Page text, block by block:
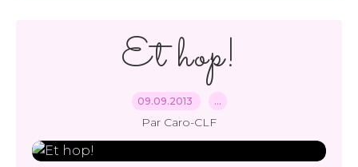
Et hop!
09.09.2013 …
Par Caro-CLF